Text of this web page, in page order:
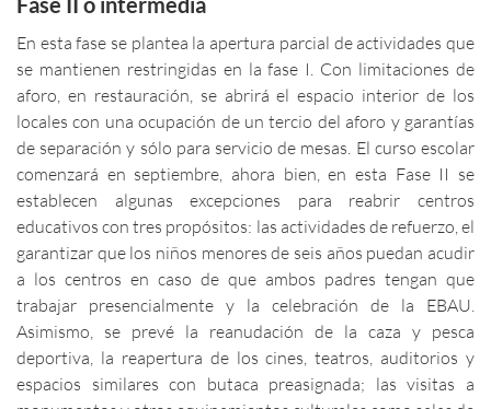
En esta fase se plantea la apertura parcial de actividades que
se mantienen restringidas en la fase I. Con limitaciones de
aforo, en restauración, se abrirá el espacio interior de los
locales con una ocupación de un tercio del aforo y garantías
de separación y sólo para servicio de mesas. El curso escolar
comenzará en septiembre, ahora bien, en esta Fase II se
establecen algunas excepciones para reabrir centros
educativos con tres propósitos: las actividades de refuerzo, el
garantizar que los niños menores de seis años puedan acudir
a los centros en caso de que ambos padres tengan que
trabajar presencialmente y la celebración de la EBAU.
Asimismo, se prevé la reanudación de la caza y pesca
deportiva, la reapertura de los cines, teatros, auditorios y
espacios similares con butaca preasignada; las visitas a